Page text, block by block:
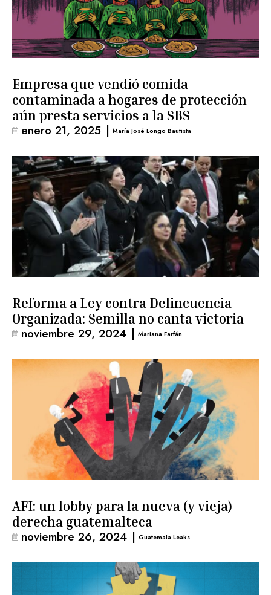
Empresa que vendió comida
contaminada a hogares de protección
aún presta servicios a la SBS
enero 21, 2025 | María José Longo Bautista
Reforma a Ley contra Delincuencia
Organizada: Semilla no canta victoria
noviembre 29, 2024 | Mariana Farfán
AFI: un lobby para la nueva (y vieja)
derecha guatemalteca
noviembre 26, 2024 | Guatemala Leaks